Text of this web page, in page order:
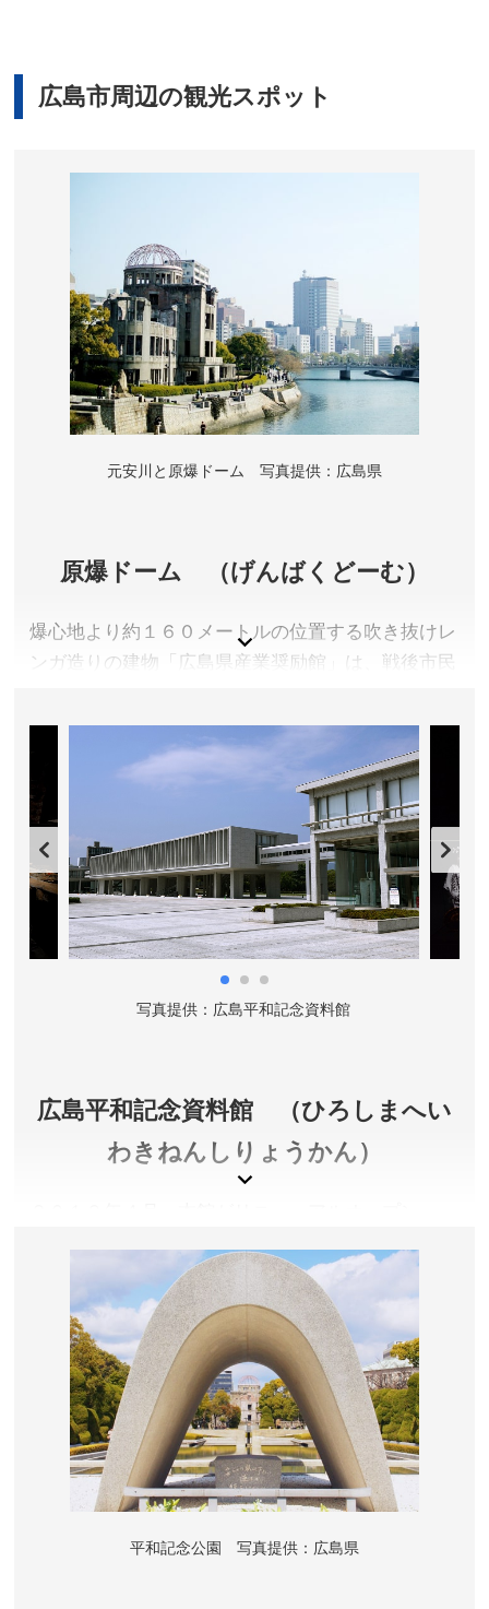
広島市周辺の観光スポット
元安川と原爆ドーム 写真提供：広島県
原爆ドーム （げんばくどーむ）
爆心地より約１６０メートルの位置する吹き抜けレ
ンガ造りの建物「広島県産業奨励館」は、戦後市民
６年ユネスコ世界文化遺産に登録された。恒久平和
の大切さを世界に訴えるシンボルになっている。
料金／無料 ※入場できる施設ではありませんので、外
からの見学になります。
営業時間／終日
アクセス／JR広島駅より路面電車(宮島口・江波方面行)
で「原爆ドーム前」下車すぐ
所在地／広島県広島市中区大手町 1-10
お問い合わせ／082-504-2390(都市整備局 緑化推進部
写真提供：広島平和記念資料館
広島平和記念資料館 （ひろしまへい
わきねんしりょうかん）
など貴重な実物資料を中心とした原子爆弾による惨
状を世界中の人々に伝える数多くの資料を公開して
います。
広島県広島市
入館金／大人200円、大人(65歳以上)100円(年齢確認可
能な公的証明書が必要)、高校生100円、中学生以下無
開館時間／3月～11月は7:30～19:00(ただし8月5日、6
30分前まで平和記念公園 写真提供：広島県